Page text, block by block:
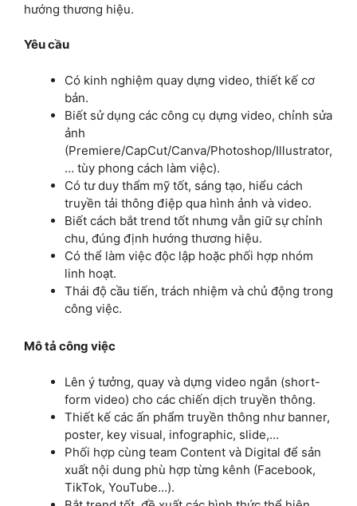
hướng thương hiệu.
Yêu cầu
Có kinh nghiệm quay dựng video, thiết kế cơ
bản.
Biết sử dụng các công cụ dựng video, chỉnh sửa
ảnh
(Premiere/CapCut/Canva/Photoshop/Illustrator,
… tùy phong cách làm việc).
Có tư duy thẩm mỹ tốt, sáng tạo, hiểu cách
truyền tải thông điệp qua hình ảnh và video.
Biết cách bắt trend tốt nhưng vẫn giữ sự chỉnh
chu, đúng định hướng thương hiệu.
Có thể làm việc độc lập hoặc phối hợp nhóm
linh hoạt.
Thái độ cầu tiến, trách nhiệm và chủ động trong
công việc.
Mô tả công việc
Lên ý tưởng, quay và dựng video ngắn (short-
form video) cho các chiến dịch truyền thông.
Thiết kế các ấn phẩm truyền thông như banner,
poster, key visual, infographic, slide,…
Phối hợp cùng team Content và Digital để sản
xuất nội dung phù hợp từng kênh (Facebook,
TikTok, YouTube…).